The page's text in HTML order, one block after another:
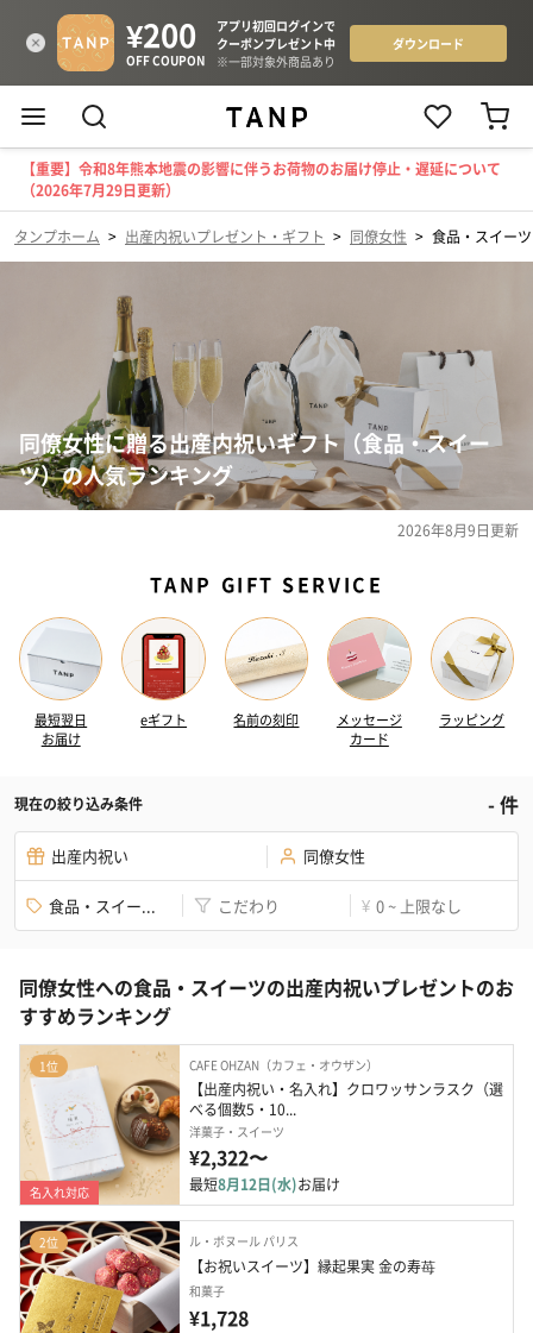
【重要】令和8年熊本地震の影響に伴うお荷物のお届け停止・遅延について
（2026年7月29日更新）
タンプホーム > 出産内祝いプレゼント・ギフト > 同僚女性 > 食品・スイーツ
同僚女性に贈る出産内祝いギフト（食品・スイー
ツ）の人気ランキング
2026年8月9日更新
TANP GIFT SERVICE
最短翌日
お届け
eギフト 名前の刻印
メッセージ
カード
ラッピング
現在の絞り込み条件 -件
出産内祝い 同僚女性
食品・スイー... こだわり ¥ 0 ~ 上限なし
同僚女性への食品・スイーツの出産内祝いプレゼントのお
すすめランキング
1位
名入れ対応
CAFE OHZAN（カフェ・オウザン）
【出産内祝い・名入れ】クロワッサンラスク（選
べる個数5・10...
洋菓子・スイーツ
¥2,322〜
最短8月12日(水)お届け
2位 ル・ボヌール パリス
【お祝いスイーツ】縁起果実 金の寿苺
和菓子
¥1,728